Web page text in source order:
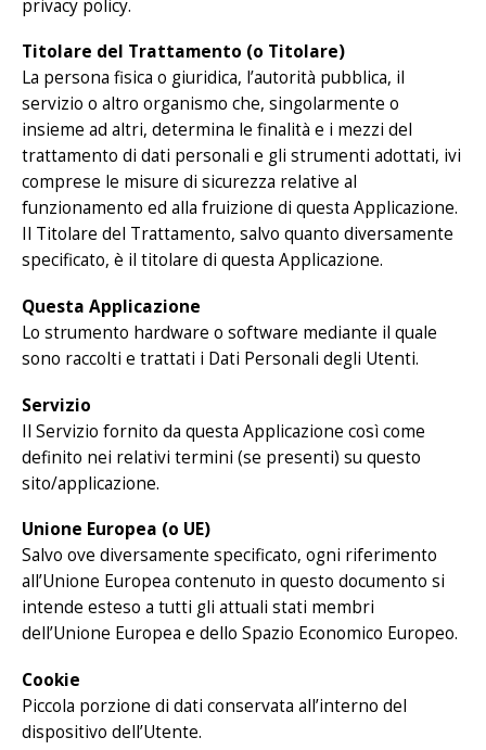
privacy policy.
Titolare del Trattamento (o Titolare)
La persona fisica o giuridica, l’autorità pubblica, il
servizio o altro organismo che, singolarmente o
insieme ad altri, determina le finalità e i mezzi del
trattamento di dati personali e gli strumenti adottati, ivi
comprese le misure di sicurezza relative al
funzionamento ed alla fruizione di questa Applicazione.
Il Titolare del Trattamento, salvo quanto diversamente
specificato, è il titolare di questa Applicazione.
Questa Applicazione
Lo strumento hardware o software mediante il quale
sono raccolti e trattati i Dati Personali degli Utenti.
Servizio
Il Servizio fornito da questa Applicazione così come
definito nei relativi termini (se presenti) su questo
sito/applicazione.
Unione Europea (o UE)
Salvo ove diversamente specificato, ogni riferimento
all’Unione Europea contenuto in questo documento si
intende esteso a tutti gli attuali stati membri
dell’Unione Europea e dello Spazio Economico Europeo.
Cookie
Piccola porzione di dati conservata all’interno del
dispositivo dell’Utente.